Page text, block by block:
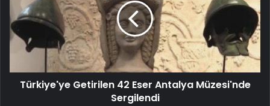
Türkiye'ye Getirilen 42 Eser Antalya Müzesi'nde
Sergilendi